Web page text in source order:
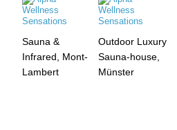
Sauna &
Infrared, Mont-
Lambert
Outdoor Luxury
Sauna-house,
Münster